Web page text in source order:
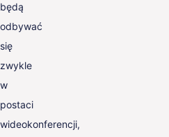
będą
odbywać
się
zwykle
w
postaci
wideokonferencji,